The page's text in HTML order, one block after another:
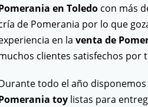
en Toledo con más
de Pomerania por lo que
en la venta de
clientes satisfechos por
todo el año
toylistas para